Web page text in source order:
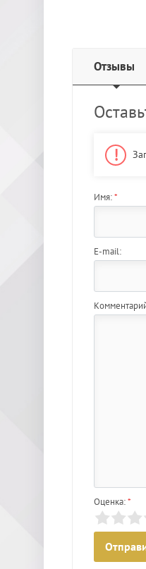
Отзывы
Имя:*
E-mail:
Оценка:*